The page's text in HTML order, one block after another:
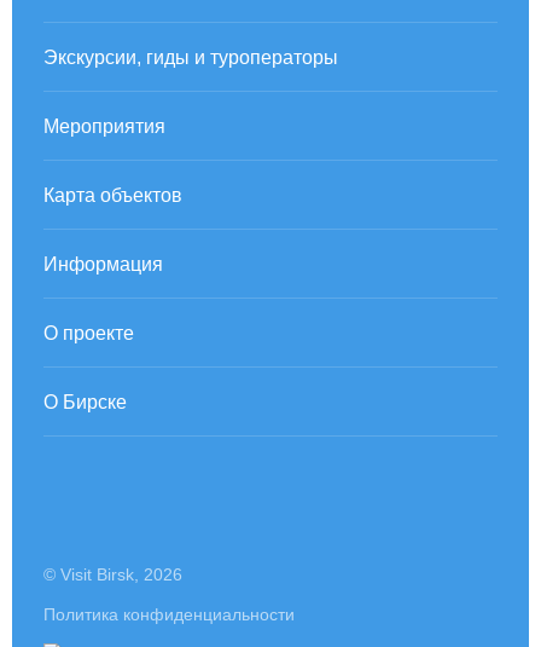
Экскурсии, гиды и туроператоры
Мероприятия
Карта объектов
Информация
О проекте
О Бирске
© Visit Birsk, 2026
Политика конфиденциальности